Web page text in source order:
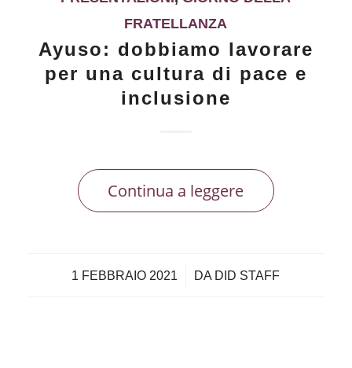
FRATELLANZA
Ayuso: dobbiamo lavorare
per una cultura di pace e
inclusione
Continua a leggere
1 FEBBRAIO 2021
/ DA DID STAFF